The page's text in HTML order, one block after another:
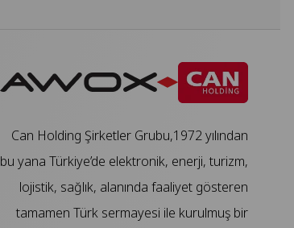
Can Holding Şirketler Grubu,1972 yılından
bu yana Türkiye’de elektronik, enerji, turizm,
lojistik, sağlık, alanında faaliyet gösteren
tamamen Türk sermayesi ile kurulmuş bir